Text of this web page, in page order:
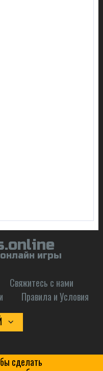
сделать
игры
Свяжитесь с нами
Правила и Условия